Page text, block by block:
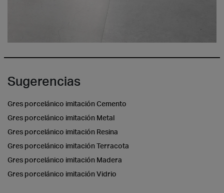
Sugerencias
Gres porcelánico imitación Cemento
Gres porcelánico imitación Metal
Gres porcelánico imitación Resina
Gres porcelánico imitación Terracota
Gres porcelánico imitación Madera
Gres porcelánico imitación Vidrio